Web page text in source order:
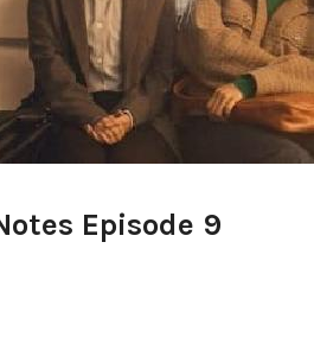
Episode 9